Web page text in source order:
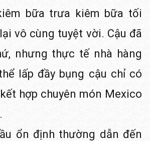
bữa trưa kiêm bữa tối
vô cùng tuyệt vời. Cậu đã
nhưng thực tế nhà hàng
lấp đầy bụng cậu chỉ có
hợp chuyên món Mexico
ổn định thường dẫn đến